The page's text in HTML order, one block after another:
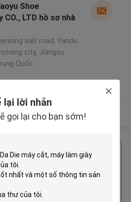
lại lời nhắn
gọi lại cho bạn sớm!
Shoe
CO., LTD hồ sơ nhà
salt road, Yandu
city, Jiangsu
Quốc
Xem thêm
tốt nhất cho
nhựa / Da Die máy
máy làm giày